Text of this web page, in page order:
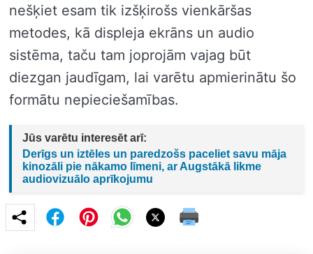
nešķiet esam tik izšķirošs vienkāršas
metodes, kā displeja ekrāns un audio
sistēma, taču tam joprojām vajag būt
diezgan jaudīgam, lai varētu apmierinātu šo
formātu nepieciešamības.
Jūs varētu interesēt arī:
Derīgs un iztēles un paredzošs paceliet savu māja
kinozāli pie nākamo līmeni, ar Augstākā likme
audiovizuālo aprīkojumu